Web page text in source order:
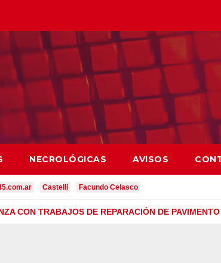
NECROLÓGICAS AVISOS
Castelli Facundo Celasco
CON TRABAJOS DE REPARACIÓN DE